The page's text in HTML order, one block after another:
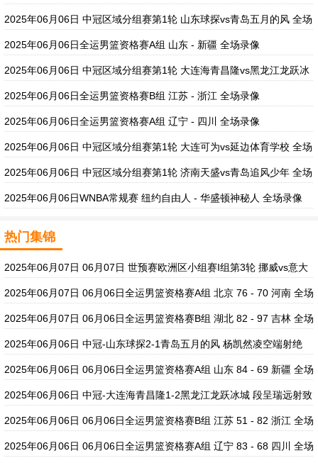
2025年06月06日 中冠区域分组赛第1轮 山东球探vs青岛五月的风 全场
录像
2025年06月06日全运男篮资格赛A组 山东 - 新疆 全场录像
2025年06月06日 中冠区域分组赛第1轮 大连海青昌隆vs黑龙江龙跃冰
城 全场录像
2025年06月06日全运男篮资格赛B组 江苏 - 浙江 全场录像
2025年06月06日全运男篮资格赛A组 辽宁 - 四川 全场录像
2025年06月06日 中冠区域分组赛第1轮 大连可为vs延边体育学校 全场
录像
2025年06月06日 中冠区域分组赛第1轮 济南天盛vs青岛追风少年 全场
录像
2025年06月06日WNBA常规赛 纽约自由人 - 华盛顿神秘人 全场录像
热门集锦
2025年06月07日 06月07日 世预赛欧洲区小组赛I组第3轮 挪威vs意大
利 进球视频
2025年06月07日 06月06日全运男篮资格赛A组 北京 76 - 70 河南 全场
集锦
2025年06月07日 06月06日全运男篮资格赛B组 湖北 82 - 97 吉林 全场
集锦
2025年06月06日 中冠-山东球探2-1青岛五月的风 杨凯然凌空端射绝
杀
2025年06月06日 06月06日全运男篮资格赛A组 山东 84 - 69 新疆 全场
集锦
2025年06月06日 中冠-大连海青昌隆1-2黑龙江龙跃冰城 段呈瑞远射致
胜
2025年06月06日 06月06日全运男篮资格赛B组 江苏 51 - 82 浙江 全场
集锦
2025年06月06日 06月06日全运男篮资格赛A组 辽宁 83 - 68 四川 全场